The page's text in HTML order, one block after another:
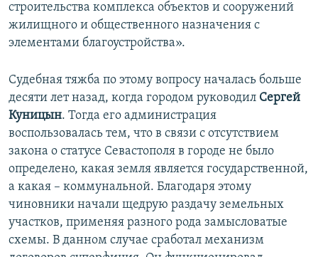
строительства комплекса объектов и сооружений
жилищного и общественного назначения с
элементами благоустройства».
Судебная тяжба по этому вопросу началась больше
десяти лет назад, когда городом руководил Сергей
Куницын. Тогда его администрация
воспользовалась тем, что в связи с отсутствием
закона о статусе Севастополя в городе не было
определено, какая земля является государственной,
а какая – коммунальной. Благодаря этому
чиновники начали щедрую раздачу земельных
участков, применяя разного рода замысловатые
схемы. В данном случае сработал механизм